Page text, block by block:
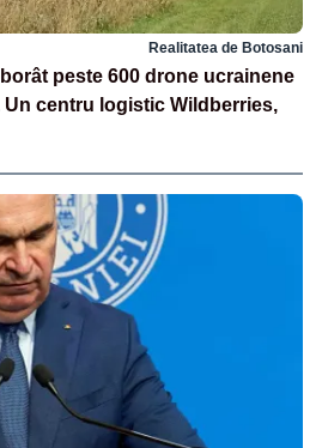
Realitatea de Botosani
peste 600 drone ucrainene
centru logistic Wildberries,